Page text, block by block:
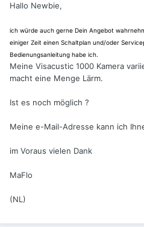
Hallo Newbie,
ich würde auch gerne Dein Angebot
einiger Zeit einen Schaltplan und/oder
Bedienungsanleitung habe ich.
Meine Visacustic 1000 Kamera
macht eine Menge Lärm.
Ist es noch möglich ?
Meine e-Mail-Adresse kann ich
im Voraus vielen Dank
MaFlo
(NL)